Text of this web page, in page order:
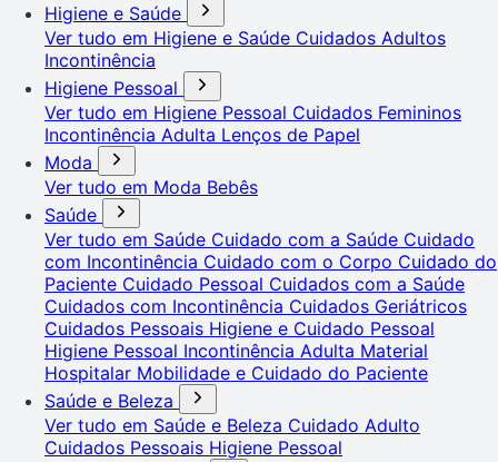
Higiene e Saúde
Ver tudo em Higiene e Saúde Cuidados Adultos
Incontinência
Higiene Pessoal
Ver tudo em Higiene Pessoal Cuidados Femininos
Incontinência Adulta Lenços de Papel
Moda
Ver tudo em Moda Bebês
Saúde
Ver tudo em Saúde Cuidado com a Saúde Cuidado
com Incontinência Cuidado com o Corpo Cuidado do
Paciente Cuidado Pessoal Cuidados com a Saúde
Cuidados com Incontinência Cuidados Geriátricos
Cuidados Pessoais Higiene e Cuidado Pessoal
Higiene Pessoal Incontinência Adulta Material
Hospitalar Mobilidade e Cuidado do Paciente
Saúde e Beleza
Ver tudo em Saúde e Beleza Cuidado Adulto
Cuidados Pessoais Higiene Pessoal